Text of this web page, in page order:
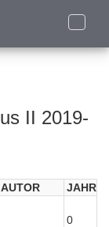
Toggle
II 2019-
AUTOR JAHR
0